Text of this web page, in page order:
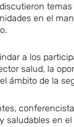
en el
a los
salud, la
ámbito de la
saludables en